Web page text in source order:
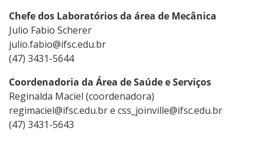
Chefe dos Laboratórios da área de Mecânica
Julio Fabio Scherer
julio.fabio@ifsc.edu.br
(47) 3431-5644
Coordenadoria da Área de Saúde e Serviços
Reginalda Maciel (coordenadora)
regimaciel@ifsc.edu.br e css_joinville@ifsc.edu.br
(47) 3431-5643